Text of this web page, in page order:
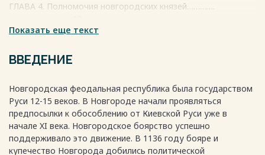
ГЛАВА 4. Полномочия новгородских князей………….
Заключение………………………………………………………………………….21
литературы……………………………………….……..23
Весь текст будет доступен
Показать еще текст
ВВЕДЕНИЕ
Новгородская феодальная республика была государством
Руси 12-15 веков. В Новгороде начали проявляться
предпосылки к обособлению от Киевской Руси уже в
начале XI века. Новгородское боярство успешно
поддерживало это движение. В 1136 году бояре и
купечество Новгорода добились политической